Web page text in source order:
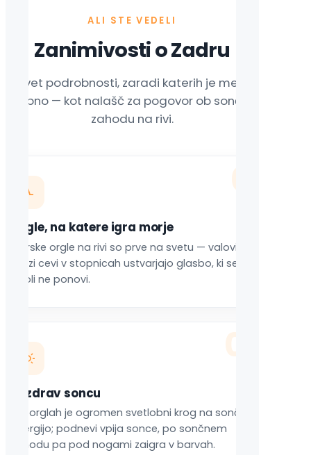
ALI STE VEDELI
Zanimivosti o Zadru
Devet podrobnosti, zaradi katerih je mesto
— kot nalašč za pogovor ob sončnem
zahodu na rivi.
Orgle, na katere igra morje
Morske orgle na rivi so prve na svetu — valovi
skozi cevi v stopnicah ustvarjajo glasbo, ki se
nikoli ne ponovi.
Pozdrav soncu
Ob orglah je ogromen svetlobni krog na sončno
energijo; podnevi vpija sonce, po sončnem
zahodu pa pod nogami zaigra v barvah.